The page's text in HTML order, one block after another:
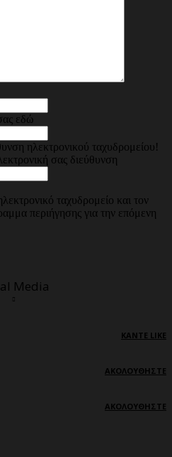
εδώ
ηλεκτρονικού ταχυδρομείου!
σας διεύθυνση
ταχυδρομείο και τον
περιήγησης για την επόμενη
Media
ΚΆΝΤΕ LIKE
ΑΚΟΛΟΥΘΉΣΤΕ
ΑΚΟΛΟΥΘΉΣΤΕ